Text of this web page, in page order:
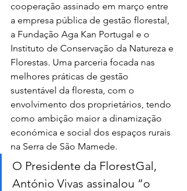
cooperação assinado em março entre
a empresa pública de gestão florestal,
a Fundação Aga Kan Portugal e o
Instituto de Conservação da Natureza e
Florestas. Uma parceria focada nas
melhores práticas de gestão
sustentável da floresta, com o
envolvimento dos proprietários, tendo
como ambição maior a dinamização
económica e social dos espaços rurais
na Serra de São Mamede.
O Presidente da FlorestGal,
António Vivas assinalou “o